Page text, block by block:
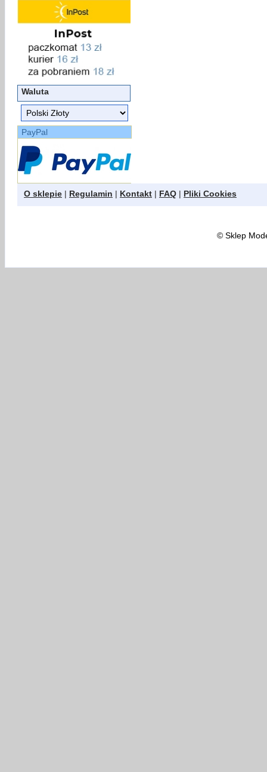
Waluta
PayPal
O sklepie | Regulamin | Kontakt | FAQ | Pliki Cookies
©Sklep